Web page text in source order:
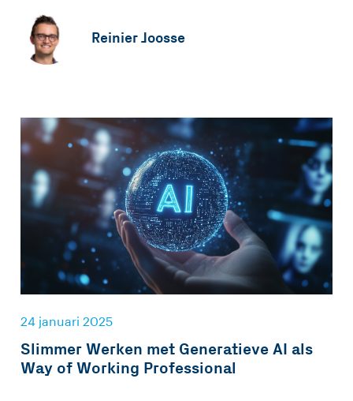
Reinier Joosse
24 januari 2025
Slimmer Werken met Generatieve AI als
Way of Working Professional